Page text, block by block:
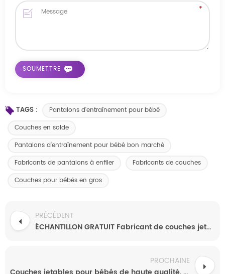
TAGS :
Pantalons d'entraînement pour bébé
Couches en solde
Pantalons d'entraînement pour bébé bon marché
Fabricants de pantalons à enfiler
Fabricants de couches
Couches pour bébés en gros
PRÉCÉDENT
ÉCHANTILLON GRATUIT Fabricant de couches jetables personnalisées pour bébé Couches jetables personnalisées pour bébé de qualité A
PROCHAINE